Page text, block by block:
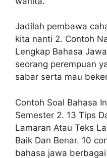
Jadilah pembawa
kita nanti 2. Contoh
Lengkap Bahasa
seorang perempuan
sabar serta mau
Contoh Soal Bahasa
Semester 2. 13 Tips
Lamaran Atau Teks
Baik Dan Benar. 10
bahasa jawa